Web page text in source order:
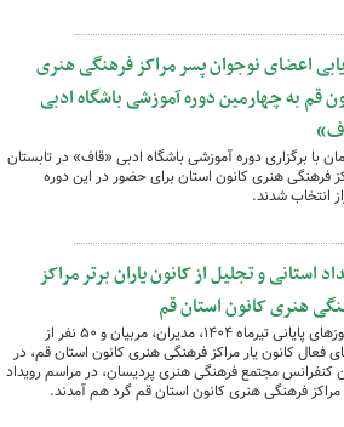
یابی اعضای نوجوان پسر مراکز فرهنگی هنری
قم به چهارمین دوره آموزشی باشگاه ادبی
با برگزاری دوره آموزشی باشگاه ادبی «قاف» در تابستان
فرهنگی هنری کانون استان برای حضور در این دوره
انتخاب شدند.
استانی و تجلیل از کانون یاران برتر مراکز
هنری کانون استان قم
در روزهای پایانی تیرماه ۱۴۰۴، مدیران، مربیان و ۵۰ نفر از
فعال کانون یار مراکز فرهنگی هنری کانون استان قم، در
کنفرانس مجتمع فرهنگی هنری پردیسان، در مراسم رویداد
مراکز فرهنگی هنری کانون استان قم گرد هم آمدند.